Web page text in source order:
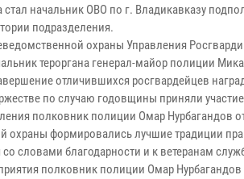
стал начальник ОВО по г. Владикавказу
подразделения.
охраны Управления
тероргана генерал-майор полиции
отличившихся росгвардейцев
по случаю годовщины приняли
полковник полиции Омар Нурбагандов
охраны формировались лучшие традиции
со словами благодарности и к ветеранам
полковник полиции Омар